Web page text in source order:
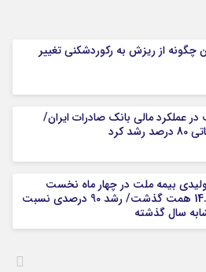
چگونه از ریزش به رکوردشکنی تغییر
در عملکرد مالی بانک صادرات ایران/
کرد
بیمه ملت در چهار ماه نخست
امسال از 14.5 همت گذشت/ رشد 90 درصدی نسبت
سال گذشته